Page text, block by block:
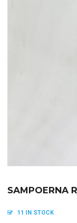
SAMPOERNA
11 IN STOCK